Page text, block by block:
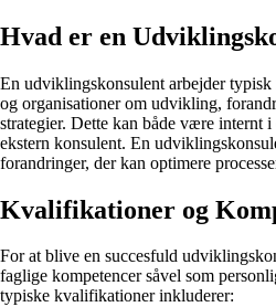
Hvad er en
En udviklingskonsulent arbejder
og organisationer om udvikling,
strategier. Dette kan både være internt
ekstern konsulent. En
forandringer, der kan optimere
Kvalifikationer og
For at blive en succesfuld
faglige kompetencer såvel som
typiske kvalifikationer inkluderer: